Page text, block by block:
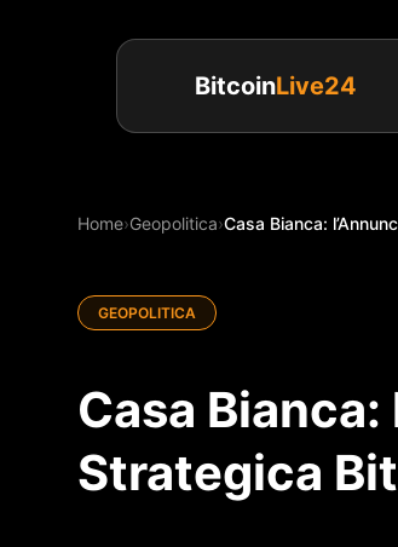
BitcoinLive24
Home›Geopolitica›Casa Bianca:
GEOPOLITICA
Casa Bianca:
Strategica